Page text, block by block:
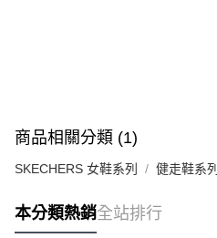
商品相關分類 (1)
SKECHERS 女鞋系列 健走鞋系列
本分類熱銷全站排行